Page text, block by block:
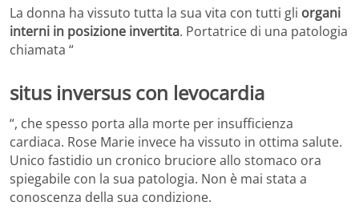
La donna ha vissuto tutta la sua vita con tutti gli organi
interni in posizione invertita. Portatrice di una patologia
chiamata “
situs inversus con levocardia
“, che spesso porta alla morte per insufficienza
cardiaca. Rose Marie invece ha vissuto in ottima salute.
Unico fastidio un cronico bruciore allo stomaco ora
spiegabile con la sua patologia. Non è mai stata a
conoscenza della sua condizione.